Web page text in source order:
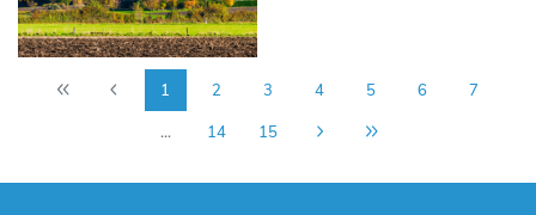
1 2 3 4 5 6 7
... 14 15